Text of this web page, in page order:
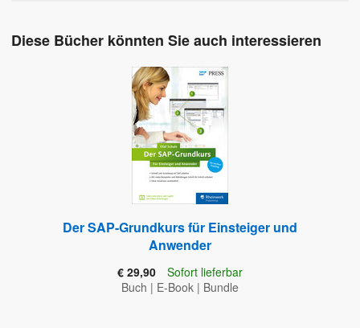
Diese Bücher könnten Sie auch interessieren
Der SAP-Grundkurs für Einsteiger und
Anwender
€ 29,90
Sofort lieferbar
Buch | E-Book | Bundle